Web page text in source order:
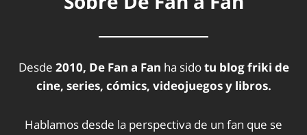
Desde 2010, De Fan a Fan ha sidotu blog friki de
cine, series, cómics, videojuegos y libros.
Hablamos desde la perspectiva de un fan que se